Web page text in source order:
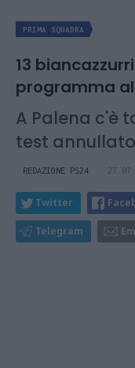
PRIMA SQUADRA
13
programma
A Palena c'è
test
REDAZIONE PS24
Twitter
Telegram